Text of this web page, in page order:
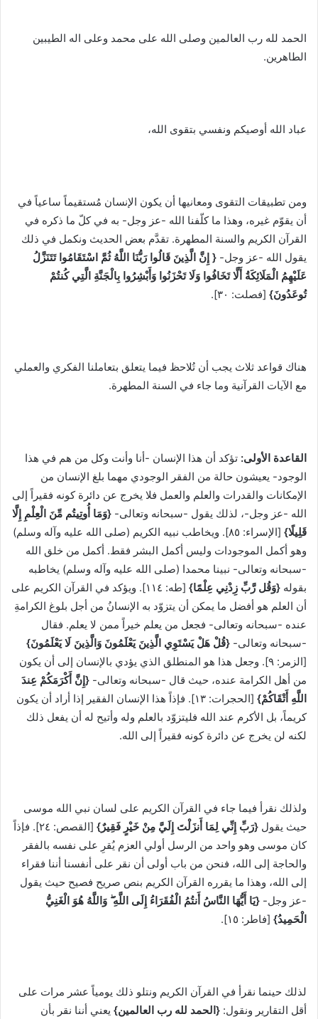
الحمد لله رب العالمين وصلى الله على محمد وعلى اله الطيبين
الطاهرين.
عباد الله أوصيكم ونفسي بتقوى الله،
ومن تطبيقات التقوى ومعانيها أن يكون الإنسان مُستقيماً ساعياً في
أن يقوّم غيره، وهذا ما كلّفنا الله -عز وجل- به في كلّ ما ذكره في
القرآن الكريم والسنة المطهرة. تقدَّم بعض الحديث ونكمل في ذلك
يقول الله -عز وجل- { إِنَّ الَّذِينَ قَالُوا رَبُّنَا اللَّهُ ثُمَّ اسْتَقَامُوا تَتَنَزَّلُ
عَلَيْهِمُ الْمَلَائِكَةُ أَلَّا تَخَافُوا وَلَا تَحْزَنُوا وَأَبْشِرُوا بِالْجَنَّةِ الَّتِي كُنتُمْ
تُوعَدُونَ} [فصلت: ٣٠].
هناك قواعد ثلاث يجب أن تُلاحظ فيما يتعلق بتعاملنا الفكري والعملي
مع الآيات القرآنية وما جاء في السنة المطهرة.
القاعدة الأولى: تؤكد أن هذا الإنسان -أنا وأنت وكل من هم في هذا
الوجود- يعيشون حالة من الفقر الوجودي مهما بلغ الإنسان من
الإمكانات والقدرات والعلم والعمل فلا يخرج عن دائرة كونه فقيراً إلى
الله -عز وجل-، لذلك يقول -سبحانه وتعالى- {وَمَا أُوتِيتُم مِّنَ الْعِلْمِ إِلَّا
قَلِيلًا}
[الإسراء: ٨٥]. ويخاطب نبيه الكريم (صلى الله عليه وآله وسلم)
وهو أكمل الموجودات وليس أكمل البشر فقط. أكمل من خلق الله
-سبحانه وتعالى- نبينا محمدا (صلى الله عليه وآله وسلم) يخاطبه
بقوله {وَقُل رَّبِّ زِدْنِي عِلْمًا}
[طه: ١١٤]. ويؤكد في القرآن الكريم على
أن العلم هو أفضل ما يمكن أن يتزوّد به الإنسانُ من أجل بلوغ الكرامةِ
عنده -سبحانه وتعالى- فجعل من يعلم خيراً ممن لا يعلم. فقال
-سبحانه وتعالى- {قُلْ هَلْ يَسْتَوِي الَّذِينَ يَعْلَمُونَ وَالَّذِينَ لَا يَعْلَمُونَ}
[الزمر: ٩]. وجعل هذا هو المنطلق الذي يؤدي بالإنسان إلى أن يكون
من أهل الكرامة عنده، حيث قال -سبحانه وتعالى- {إِنَّ أَكْرَمَكُمْ عِندَ
اللَّهِ أَتْقَاكُمْ}
[الحجرات: ١٣]. فإذاً هذا الإنسان الفقير إذا أراد أن يكون
كريماً، بل الأكرم عند الله فليتزوّد بالعلم وله وأتيح له أن يفعل ذلك
لكنه لن يخرج عن دائرة كونه فقيراً إلى الله.
ولذلك نقرأ فيما جاء في القرآن الكريم على لسان نبي الله موسى
حيث يقول {رَبِّ إِنِّي لِمَا أَنزَلْتَ إِلَيَّ مِنْ خَيْرٍ فَقِيرٌ}
[القصص: ٢٤]. فإذاً
كان موسى وهو واحد من الرسل أولي العزم يُقرِ على نفسه بالفقر
والحاجة إلى الله، فنحن من باب أولى أن نقر على أنفسنا أننا فقراء
إلى الله، وهذا ما يقرره القرآن الكريم بنص صريح فصيح حيث يقول
-عز وجل- {يَا أَيُّهَا النَّاسُ أَنتُمُ الْفُقَرَاءُ إِلَى اللَّهِ ۖ وَاللَّهُ هُوَ الْغَنِيُّ
الْحَمِيدُ} [فاطر: ١٥].
لذلك حينما نقرأ في القرآن الكريم ونتلو ذلك يومياً عشر مرات على
أقل التقارير ونقول: {الحمد لله رب العالمين} يعني أننا نقر بأن